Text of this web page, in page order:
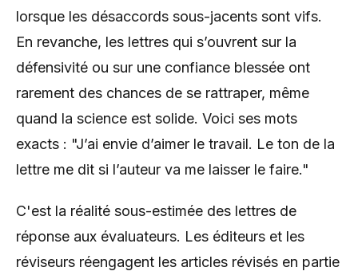
lorsque les désaccords sous-jacents sont vifs.
En revanche, les lettres qui s’ouvrent sur la
défensivité ou sur une confiance blessée ont
rarement des chances de se rattraper, même
quand la science est solide. Voici ses mots
exacts : "J’ai envie d’aimer le travail. Le ton de la
lettre me dit si l’auteur va me laisser le faire."
C'est la réalité sous-estimée des lettres de
réponse aux évaluateurs. Les éditeurs et les
réviseurs réengagent les articles révisés en partie